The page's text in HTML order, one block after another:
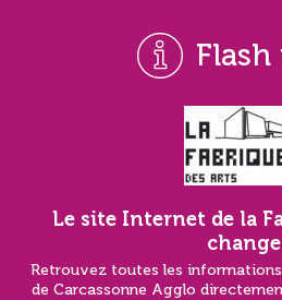
Le site Internet de la
change
Retrouvez toutes les
de Carcassonne Agglo